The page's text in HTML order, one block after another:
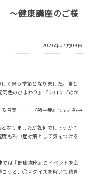
～健康講座のご様
2026年07月09日
く思う季節となりました。夏と
色のひまわり』『シロップのか
言葉・・・『熱中症』です。熱中
なりましたが如何でしょうか？
も熱中症対策として気をつける
は『健康講座』のイベントを企
こうと、〇×クイズを解いて頂き